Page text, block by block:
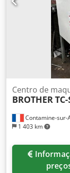
Contamine-sur-
1 403 km
Centro de
BROTHER